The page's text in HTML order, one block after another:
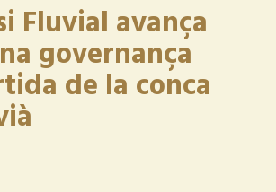
Fluvial avança
governança
de la conca